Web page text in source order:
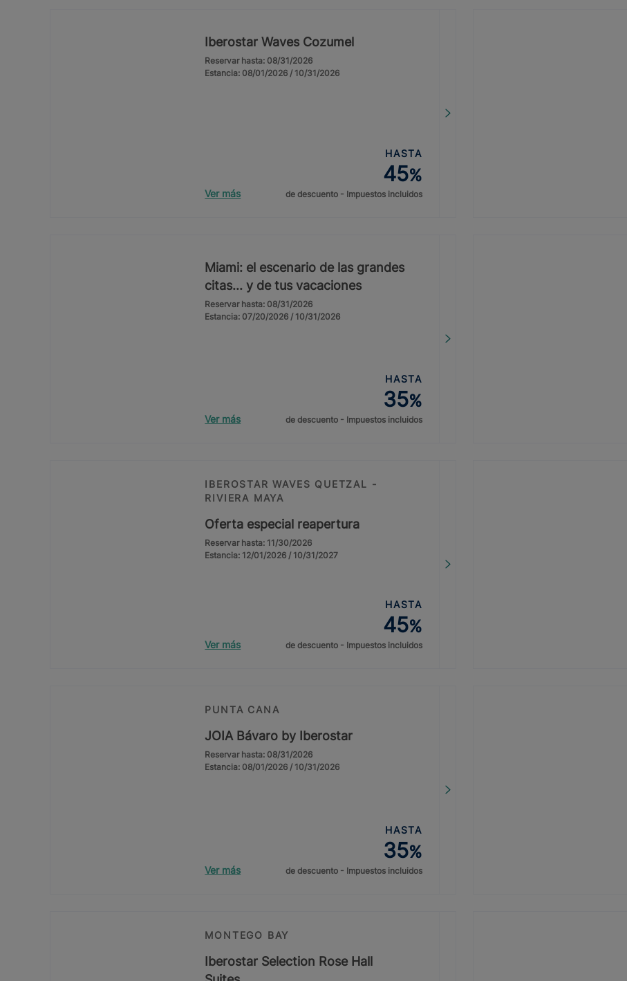
Iberostar Waves Cozumel
Reservar hasta: 08/31/2026
Estancia: 08/01/2026 / 10/31/2026
Ver más
HASTA
45%
de descuento - Impuestos incluidos
Miami: el escenario de las grandes
citas... y de tus vacaciones
Reservar hasta: 08/31/2026
Estancia: 07/20/2026 / 10/31/2026
Ver más
HASTA
35%
de descuento - Impuestos incluidos
IBEROSTAR WAVES QUETZAL -
RIVIERA MAYA
Oferta especial reapertura
Reservar hasta: 11/30/2026
Estancia: 12/01/2026 / 10/31/2027
Ver más
HASTA
45%
de descuento - Impuestos incluidos
PUNTA CANA
JOIA Bávaro by Iberostar
Reservar hasta: 08/31/2026
Estancia: 08/01/2026 / 10/31/2026
Ver más
HASTA
35%
de descuento - Impuestos incluidos
MONTEGO BAY
Iberostar Selection Rose Hall